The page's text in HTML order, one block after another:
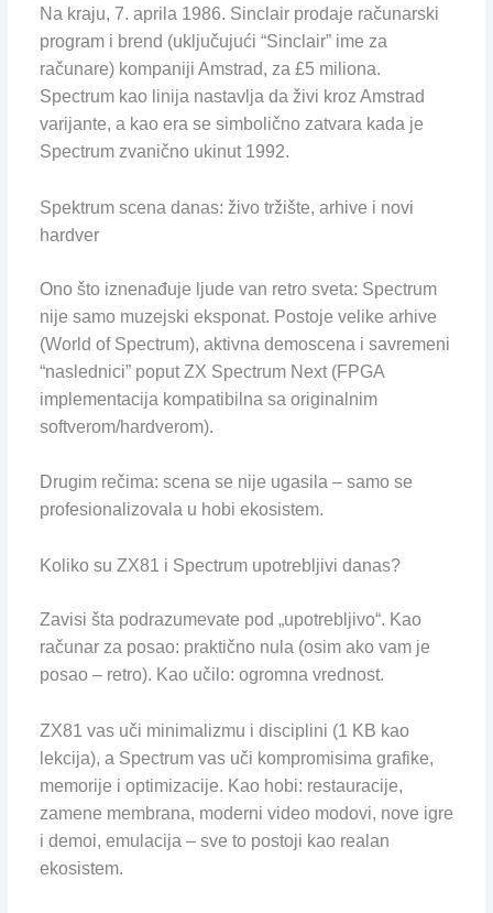
Na kraju, 7. aprila 1986. Sinclair prodaje računarski
program i brend (uključujući “Sinclair” ime za
računare) kompaniji Amstrad, za £5 miliona.
Spectrum kao linija nastavlja da živi kroz Amstrad
varijante, a kao era se simbolično zatvara kada je
Spectrum zvanično ukinut 1992.
Spektrum scena danas: živo tržište, arhive i novi
hardver
Ono što iznenađuje ljude van retro sveta: Spectrum
nije samo muzejski eksponat. Postoje velike arhive
(World of Spectrum), aktivna demoscena i savremeni
“naslednici” poput ZX Spectrum Next (FPGA
implementacija kompatibilna sa originalnim
softverom/hardverom).
Drugim rečima: scena se nije ugasila – samo se
profesionalizovala u hobi ekosistem.
Koliko su ZX81 i Spectrum upotrebljivi danas?
Zavisi šta podrazumevate pod „upotrebljivo“. Kao
računar za posao: praktično nula (osim ako vam je
posao – retro). Kao učilo: ogromna vrednost.
ZX81 vas uči minimalizmu i disciplini (1 KB kao
lekcija), a Spectrum vas uči kompromisima grafike,
memorije i optimizacije. Kao hobi: restauracije,
zamene membrana, moderni video modovi, nove igre
i demoi, emulacija – sve to postoji kao realan
ekosistem.